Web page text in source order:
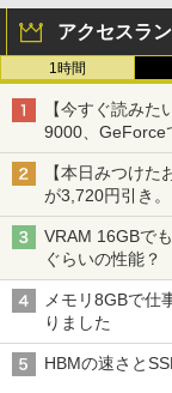
3
4
3
4
アクセスラ
1時間
【今すぐ読み
9000、GeForce
【本日みつけ
が3,720円引き
VRAM 16GBで
ぐらいの性能？
メモリ8GBで
りました
HBMの速さと